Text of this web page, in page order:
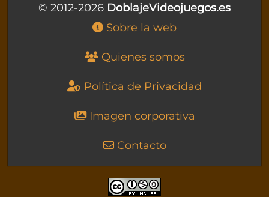
© 2012-2026 DoblajeVideojuegos.es
Sobre la web
Quienes somos
Política de Privacidad
Imagen corporativa
Contacto